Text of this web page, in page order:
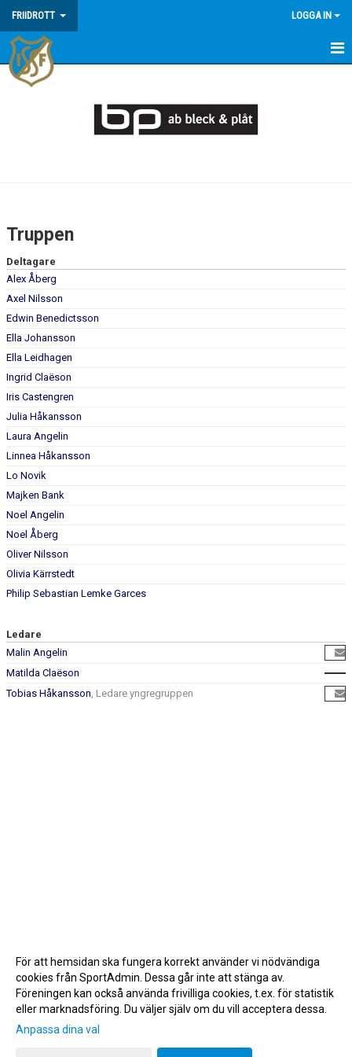
FRIIDROTT LOGGA IN
HEM
DOKUMENT
Truppen
Deltagare
Alex Åberg
Axel Nilsson
Edwin Benedictsson
Ella Johansson
Ella Leidhagen
Ingrid Claëson
Iris Castengren
Julia Håkansson
Laura Angelin
Linnea Håkansson
Lo Novik
Majken Bank
Noel Angelin
Noel Åberg
Oliver Nilsson
Olivia Kärrstedt
Philip Sebastian Lemke Garces
Ledare
Malin Angelin
Matilda Claëson
Tobias Håkansson, Ledare yngregruppen
Gå till Webbversion
För att hemsidan ska fungera korrekt använder vi nödvändiga
cookies från SportAdmin. Dessa går inte att stänga av.
Föreningen kan också använda frivilliga cookies, t.ex. för statistik
eller marknadsföring. Du väljer själv om du vill acceptera dessa.
Anpassa dina val